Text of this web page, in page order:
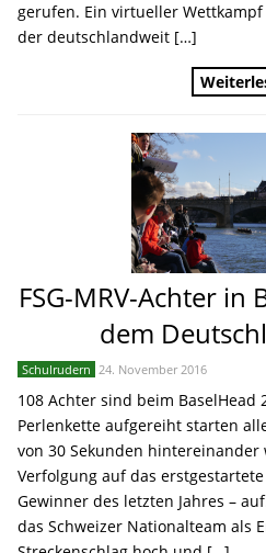
gerufen. Ein virtueller
der deutschlandweit […]
FSG-MRV-Achter in
dem
Schulrudern 24. November 2016
108 Achter sind beim BaselHead
Perlenkette aufgereiht starten
von 30 Sekunden
Verfolgung auf das
Gewinner des letzten Jahres –
das Schweizer Nationalteam als